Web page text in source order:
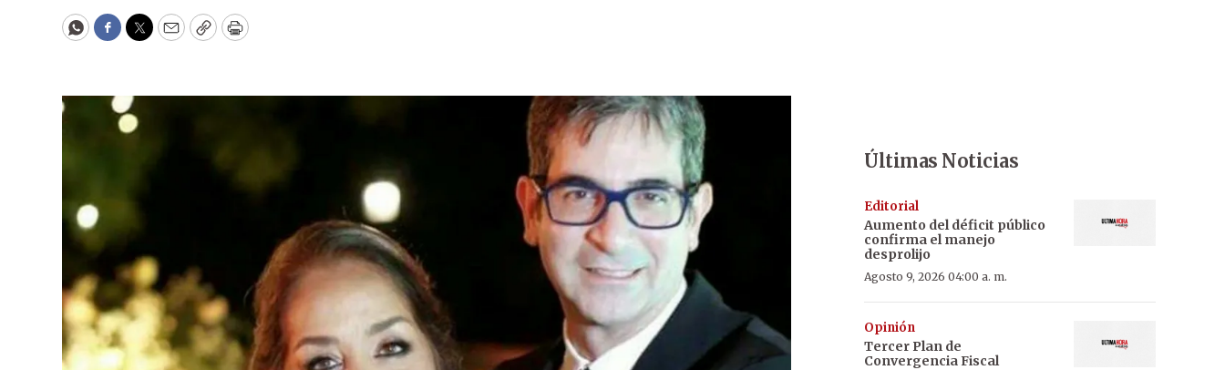
WhatsApp
Facebook
Twitter
EmailCopyPrint
Últimas Noticias
Editorial
Aumento del déficit público
confirma el manejo
desprolijo
Agosto 9, 2026 04:00 a. m.
Opinión
Tercer Plan de
Convergencia Fiscal